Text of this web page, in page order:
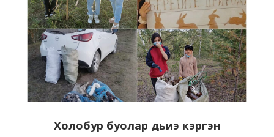
Холобур буолар дьиэ кэргэн